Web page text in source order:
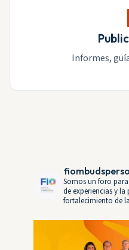
Informes,
Somos un foro
de experiencias y
fortalecimiento de